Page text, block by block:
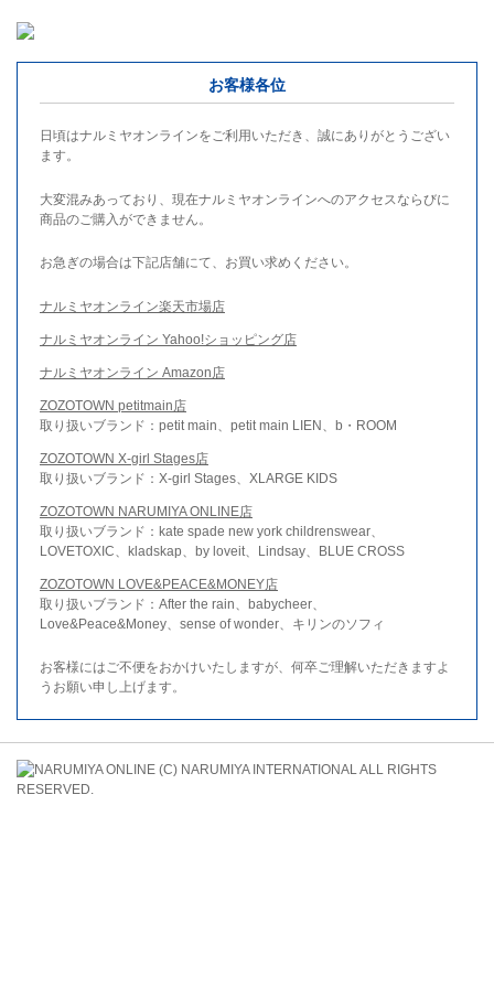
お客様各位
日頃はナルミヤオンラインをご利用いただき、誠にありがとうござい
ます。
大変混みあっており、現在ナルミヤオンラインへのアクセスならびに
商品のご購入ができません。
お急ぎの場合は下記店舗にて、お買い求めください。
ナルミヤオンライン楽天市場店
ナルミヤオンライン Yahoo!ショッピング店
ナルミヤオンライン Amazon店
ZOZOTOWN petitmain店
取り扱いブランド：petit main、petit main LIEN、b・ROOM
ZOZOTOWN X-girl Stages店
取り扱いブランド：X-girl Stages、XLARGE KIDS
ZOZOTOWN NARUMIYA ONLINE店
取り扱いブランド：kate spade new york childrenswear、
LOVETOXIC、kladskap、by loveit、Lindsay、BLUE CROSS
ZOZOTOWN LOVE&PEACE&MONEY店
取り扱いブランド：After the rain、babycheer、
Love&Peace&Money、sense of wonder、キリンのソフィ
お客様にはご不便をおかけいたしますが、何卒ご理解いただきますよ
うお願い申し上げます。